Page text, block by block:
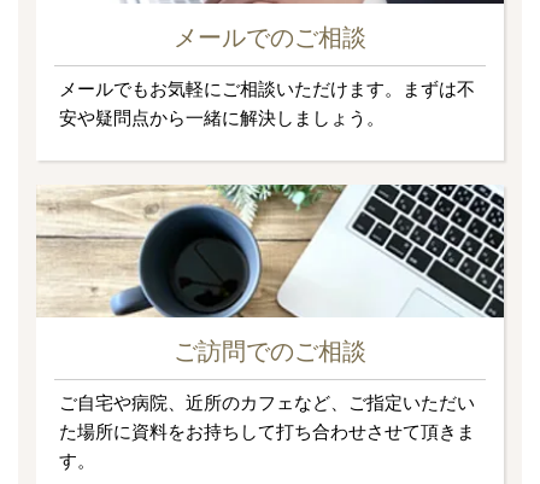
メールでのご相談
メールでもお気軽にご相談いただけます。まずは不
安や疑問点から一緒に解決しましょう。
ご訪問でのご相談
ご自宅や病院、近所のカフェなど、ご指定いただい
た場所に資料をお持ちして打ち合わせさせて頂きま
す。